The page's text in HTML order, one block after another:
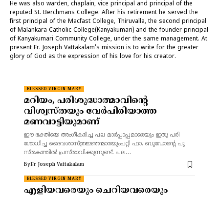
He was also warden, chaplain, vice principal and principal of the
reputed St. Berchmans College. After his retirement he served the
first principal of the Macfast College, Thiruvalla, the second principal
of Malankara Catholic College(Kanyakumari) and the founder principal
of Kanyakumari Community College, under the same management. At
present Fr. Joseph Vattakalam's mission is to write for the greater
glory of God as the expression of his love for his creator.
BLESSED VIRGIN MARY
മറിയം, പരിശുദ്ധാത്മാവിന്റെ
വിശ്വസ്തയും വേർപിരിയാത്ത
മണവാട്ടിയുമാണ്
ഈ ഭക്തിയെ അംഗീകരിച്ച പല മാർപ്പാപ്പമാരെയും ഇതു പരി
ശോധിച്ച ദൈവശാസ്ത്രജ്ഞന്മാരയുംപറ്റി ഫാ. ബുഡോന്റെ പു
സ്തകത്തിൽ പ്രസ്താവിക്കുന്നുണ്ട്. പല…
ByFr Joseph Vattakalam
BLESSED VIRGIN MARY
എളിയവരെയും ചെറിയവരെയും